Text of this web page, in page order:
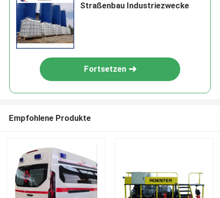
Straßenbau Industriezwecke
Fortsetzen
Empfohlene Produkte